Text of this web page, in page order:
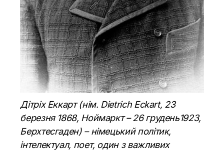
Дітріх Еккарт (нім. Dietrich Eckart, 23
березня 1868, Ноймаркт – 26 грудень1923,
Берхтесгаден) – німецький політик,
інтелектуал, поет, один з важливих